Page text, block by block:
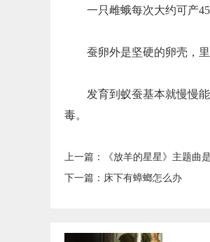
一只雌蛾每次大约可产
蚕卵外是坚硬的卵壳，
发育到蚁蚕基本就慢慢
毒。
上一篇：
《放羊的星星》主题曲
下一篇： ​床下有蟑螂怎么办